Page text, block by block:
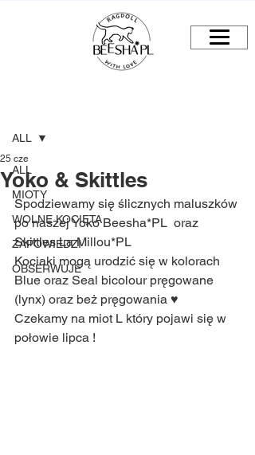
ALL
MIOTY
WOLNE KOCIĘTA
ZAPOWIEDZI
OBSERWUJE
ALL
Yoko & Skittles
25 cze
Spodziewamy się ślicznych maluszków
po naszej Yoko Beesha*PL  oraz
Skittles La Millou*PL
Kociaki mogą urodzić się w kolorach
Blue oraz Seal bicolour pręgowane
(lynx) oraz beż pręgowania ♥️
Czekamy na miot L który pojawi się w
połowie lipca !